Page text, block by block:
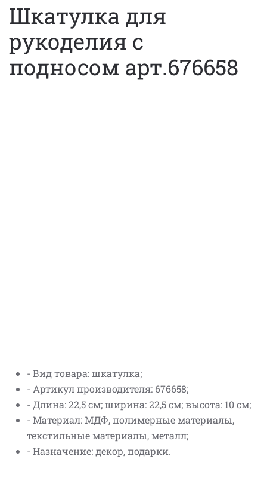
Шкатулка для
рукоделия с
подносом арт.676658
- Вид товара: шкатулка;
- Артикул производителя: 676658;
- Длина: 22,5 см; ширина: 22,5 см; высота: 10 см;
- Материал: МДФ, полимерные материалы,
текстильные материалы, металл;
- Назначение: декор, подарки.